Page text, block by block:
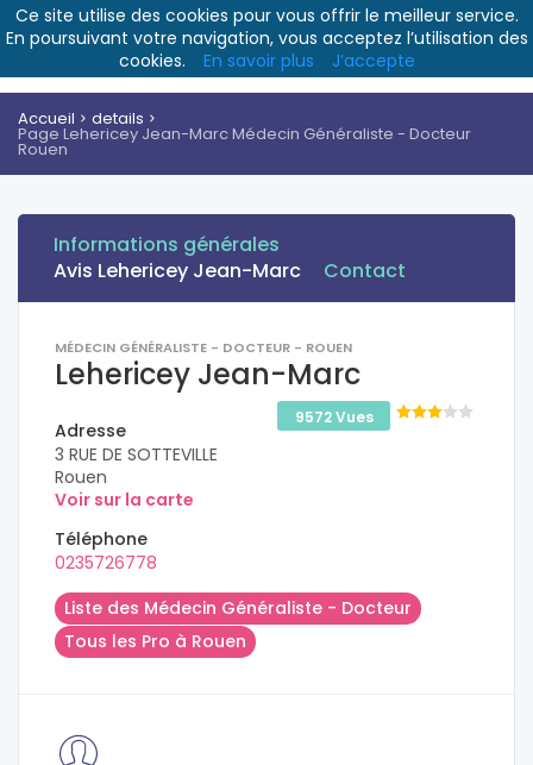
Accueil details
Page Lehericey Jean-Marc Médecin Généraliste - Docteur
Rouen
Informations générales
Avis Lehericey Jean-Marc
Contact
MÉDECIN GÉNÉRALISTE - DOCTEUR - ROUEN
Lehericey Jean-Marc
9572 Vues
Adresse
3 RUE DE SOTTEVILLE
Rouen
Voir sur la carte
Téléphone
0235726778
Liste des Médecin Généraliste - Docteur
Tous les Pro à Rouen
Ce site utilise des cookies pour vous offrir le meilleur service.
En poursuivant votre navigation, vous acceptez l’utilisation des
cookies.
En savoir plus J’accepte